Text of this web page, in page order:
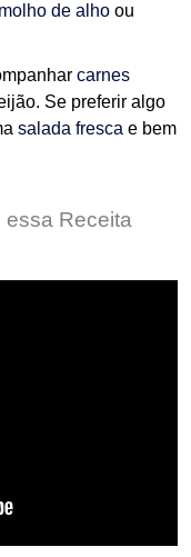
molho de alho ou
carnes
Se preferir algo
salada fresca e bem
essa Receita